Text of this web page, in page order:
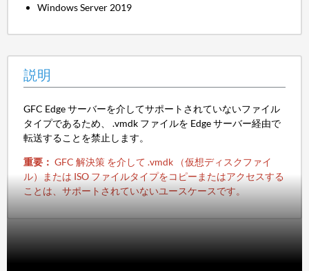
Windows Server 2019
説明
GFC Edge サーバーを介してサポートされていないファイル
タイプであるため、 .vmdk ファイルを Edge サーバー経由で
転送することを禁止します。
重要： GFC 解決策 を介して .vmdk （仮想ディスクファイ
ル）または ISO ファイルタイプをコピーまたはアクセスする
ことは、サポートされていないユースケースです。